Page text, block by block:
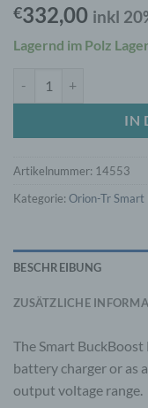
€332,00 inkl
Lagernd im Polz Lager
IN
Artikelnummer: 14553
Kategorie: Orion-Tr Smart
BESCHREIBUNG
ZUSÄTZLICHE
The Smart BuckBoost
battery charger or as
output voltage range.